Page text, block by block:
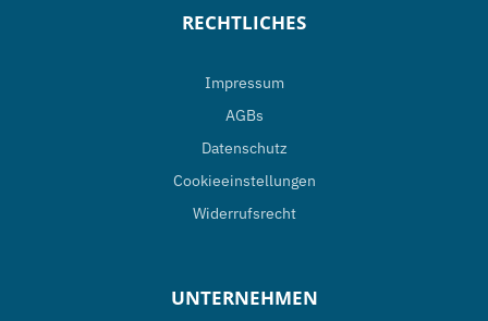
RECHTLICHES
Impressum
AGBs
Datenschutz
Cookieeinstellungen
Widerrufsrecht
UNTERNEHMEN